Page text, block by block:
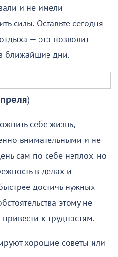
и не имели
силы. Оставьте сегодня
— это позволит
ближайшие дни.
)
себе жизнь,
внимательными и не
сам по себе неплох, но
в делах и
достичь нужных
этому не
привести к трудностям.
хорошие советы или